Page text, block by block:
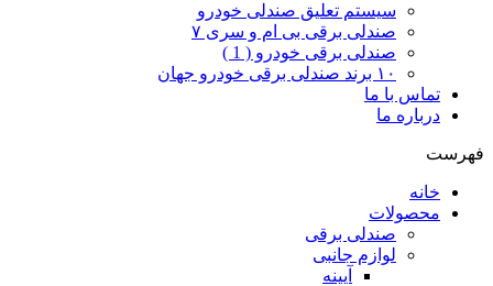
سیستم تعلیق صندلی خودرو
صندلی برقی بی ام و سری ۷
صندلی برقی خودرو ( 1 )
۱۰ برند صندلی برقی خودرو جهان
تماس با ما
درباره ما
فهرست
خانه
محصولات
صندلی برقی
لوازم جانبی
آیینه